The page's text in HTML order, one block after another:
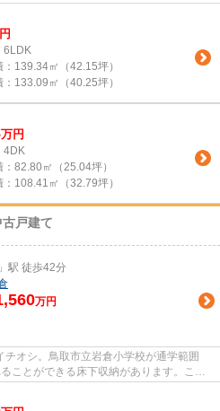
円
6LDK
139.34㎡（42.15坪）
133.09㎡（40.25坪）
万円
4DK
82.80㎡（25.04坪）
108.41㎡（32.79坪）
戸建て
」駅 徒歩42分
万円
チオシ。鳥取市立岩倉小学校が通学範囲
ことができる床下収納があります。こち